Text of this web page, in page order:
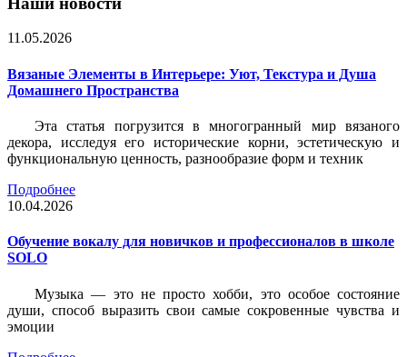
11.05.2026
Вязаные Элементы в Интерьере: Уют, Текстура и Душа
Домашнего Пространства
Эта статья погрузится в многогранный мир вязаного
декора, исследуя его исторические корни, эстетическую и
функциональную ценность, разнообразие форм и техник
Подробнее
10.04.2026
Обучение вокалу для новичков и профессионалов в школе
SOLO
Музыка — это не просто хобби, это особое состояние
души, способ выразить свои самые сокровенные чувства и
эмоции